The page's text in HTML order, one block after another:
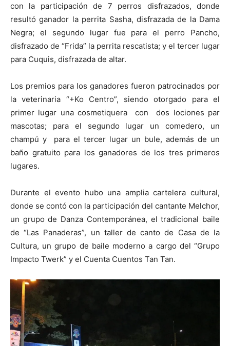
con la participación de 7 perros disfrazados, donde
resultó ganador la perrita Sasha, disfrazada de la Dama
Negra; el segundo lugar fue para el perro Pancho,
disfrazado de “Frida” la perrita rescatista; y el tercer lugar
para Cuquis, disfrazada de altar.
Los premios para los ganadores fueron patrocinados por
la veterinaria “+Ko Centro”, siendo otorgado para el
primer lugar una cosmetiquera con dos lociones par
mascotas; para el segundo lugar un comedero, un
champú y para el tercer lugar un bule, además de un
baño gratuito para los ganadores de los tres primeros
lugares.
Durante el evento hubo una amplia cartelera cultural,
donde se contó con la participación del cantante Melchor,
un grupo de Danza Contemporánea, el tradicional baile
de “Las Panaderas”, un taller de canto de Casa de la
Cultura, un grupo de baile moderno a cargo del “Grupo
Impacto Twerk” y el Cuenta Cuentos Tan Tan.